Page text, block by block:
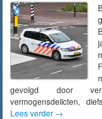
gevolgd door
vermogensdelicten,
Lees verder →